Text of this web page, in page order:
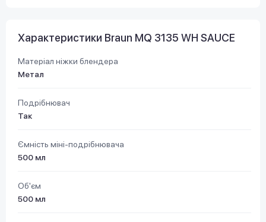
Характеристики Braun MQ 3135 WH SAUCE
Матеріал ніжки блендера
Метал
Подрібнювач
Так
Ємність міні-подрібнювача
500 мл
Об'єм
500 мл